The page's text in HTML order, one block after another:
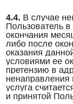
4.4. В случае
Пользователь
окончания
либо после
оказания
условиями ее
претензию в
ненаправления
услуга
и принятой